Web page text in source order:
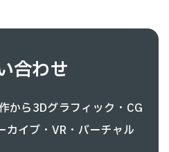
合わせ
から3Dグラフィック・CG
カイブ・VR・バーチャル